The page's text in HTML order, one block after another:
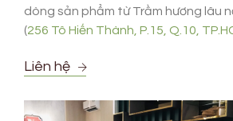
dòng sản phẩm từ Trầm hương lâu
(256 Tô Hiến Thành, P.15, Q.10,
Liên hệ